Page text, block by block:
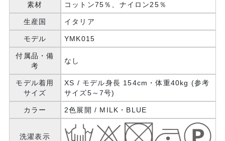
素材 コットン75％、ナイロン25％
生産国 イタリア
モデル YMK015
付属品・備
考
なし
モデル着用
サイズ
XS / モデル身長 154cm・体重40kg (参考
サイズ5～7号)
カラー 2色展開 / MILK・BLUE
洗濯表示